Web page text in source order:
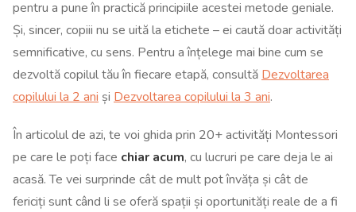
pentru a pune în practică principiile acestei metode geniale.
Și, sincer, copiii nu se uită la etichete – ei caută doar activități
semnificative, cu sens. Pentru a înțelege mai bine cum se
dezvoltă copilul tău în fiecare etapă, consultă Dezvoltarea
copilului la 2 ani și Dezvoltarea copilului la 3 ani.
În articolul de azi, te voi ghida prin 20+ activități Montessori
pe care le poți face chiar acum, cu lucruri pe care deja le ai
acasă. Te vei surprinde cât de mult pot învăța și cât de
fericiți sunt când li se oferă spații și oportunități reale de a fi